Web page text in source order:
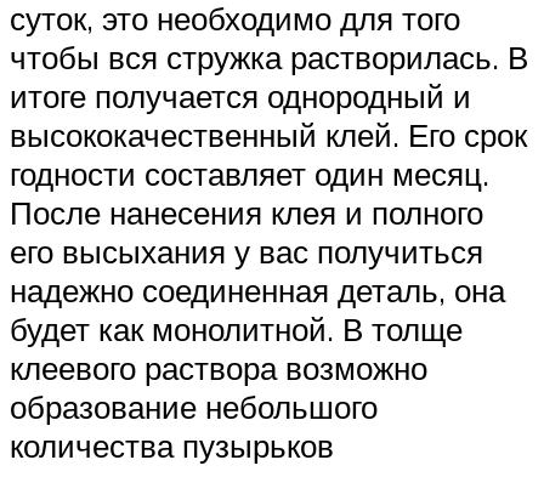
суток, это необходимо для того
чтобы вся стружка растворилась. В
итоге получается однородный и
высококачественный клей. Его срок
годности составляет один месяц.
После нанесения клея и полного
его высыхания у вас получиться
надежно соединенная деталь, она
будет как монолитной. В толще
клеевого раствора возможно
образование небольшого
количества пузырьков